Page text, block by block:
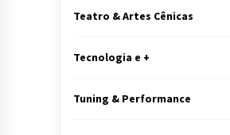
Teatro & Artes Cênicas
Tecnologia e +
Tuning & Performance